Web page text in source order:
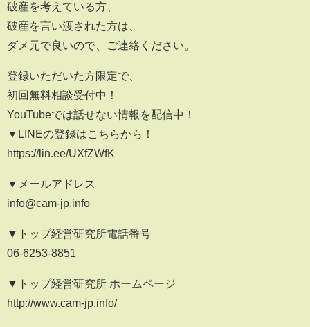
破産を考えている方、
破産を言い渡された方は、
ダメ元で良いので、ご連絡ください。
登録いただいた方限定で、
初回無料相談受付中！
YouTubeでは話せない情報を配信中！
▼LINEの登録はこちらから！
https://lin.ee/UXfZWfK
▼メールアドレス
info@cam-jp.info
▼トップ経営研究所電話番号
06-6253-8851
▼トップ経営研究所 ホームページ
http://www.cam-jp.info/